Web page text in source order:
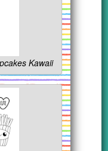
Kawaii